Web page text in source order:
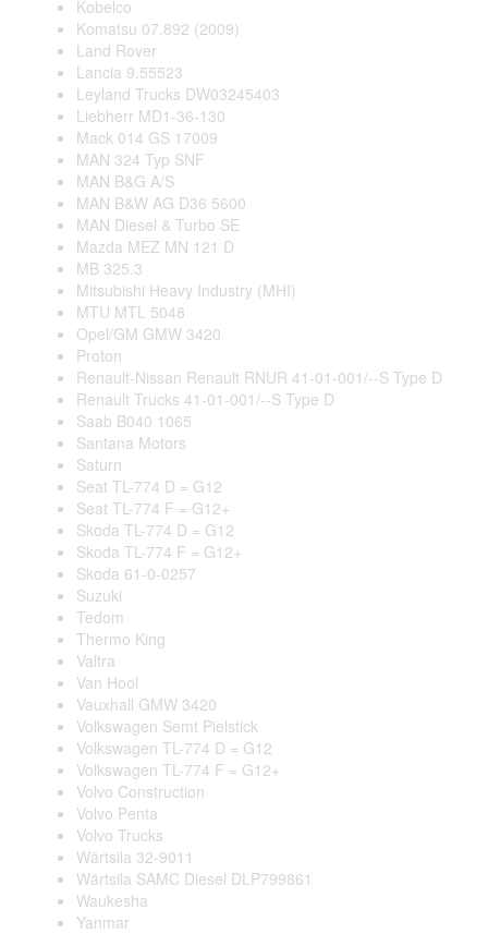
Kobelco
Komatsu 07.892 (2009)
Land Rover
Lancia 9.55523
Leyland Trucks DW03245403
Liebherr MD1-36-130
Mack 014 GS 17009
MAN 324 Typ SNF
MAN B&G A/S
MAN B&W AG D36 5600
MAN Diesel & Turbo SE
Mazda MEZ MN 121 D
MB 325.3
Mitsubishi Heavy Industry (MHI)
MTU MTL 5048
Opel/GM GMW 3420
Proton
Renault-Nissan Renault RNUR 41-01-001/--S Type D
Renault Trucks 41-01-001/--S Type D
Saab B040 1065
Santana Motors
Saturn
Seat TL-774 D = G12
Seat TL-774 F = G12+
Skoda TL-774 D = G12
Skoda TL-774 F = G12+
Skoda 61-0-0257
Suzuki
Tedom
Thermo King
Valtra
Van Hool
Vauxhall GMW 3420
Volkswagen Semt Pielstick
Volkswagen TL-774 D = G12
Volkswagen TL-774 F = G12+
Volvo Construction
Volvo Penta
Volvo Trucks
Wärtsila 32-9011
Wärtsila SAMC Diesel DLP799861
Waukesha
Yanmar